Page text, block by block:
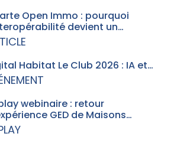
Open Immo : pourquoi
devient un…
Habitat Le Club 2026 : IA et…
webinaire : retour
GED de Maisons…